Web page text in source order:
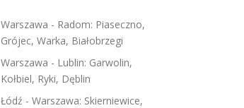
Warszawa - Radom: Piaseczno,
Grójec, Warka, Białobrzegi
Warszawa - Lublin: Garwolin,
Kołbiel, Ryki, Dęblin
Łódź - Warszawa: Skierniewice,